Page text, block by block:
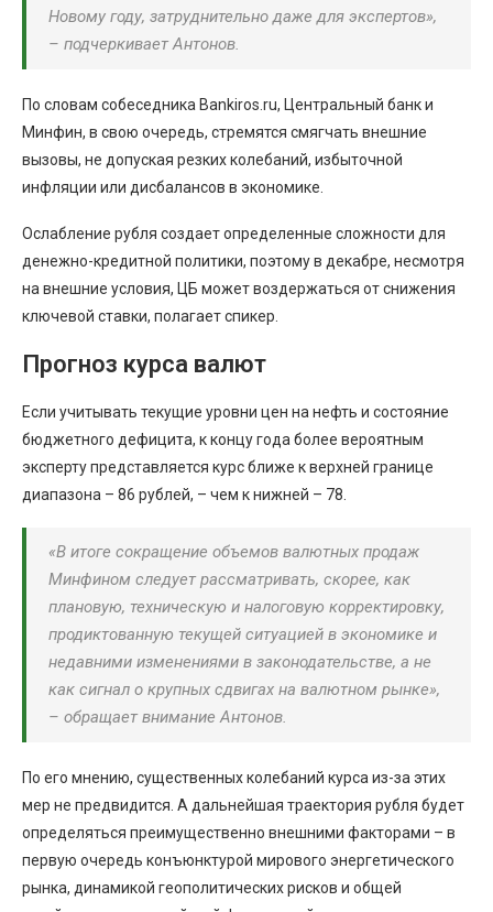
Новому году, затруднительно даже для экспертов»,
– подчеркивает Антонов.
По словам собеседника Bankiros.ru, Центральный банк и
Минфин, в свою очередь, стремятся смягчать внешние
вызовы, не допуская резких колебаний, избыточной
инфляции или дисбалансов в экономике.
Ослабление рубля создает определенные сложности для
денежно-кредитной политики, поэтому в декабре, несмотря
на внешние условия, ЦБ может воздержаться от снижения
ключевой ставки, полагает спикер.
Прогноз курса валют
Если учитывать текущие уровни цен на нефть и состояние
бюджетного дефицита, к концу года более вероятным
эксперту представляется курс ближе к верхней границе
диапазона – 86 рублей, – чем к нижней – 78.
«В итоге сокращение объемов валютных продаж
Минфином следует рассматривать, скорее, как
плановую, техническую и налоговую корректировку,
продиктованную текущей ситуацией в экономике и
недавними изменениями в законодательстве, а не
как сигнал о крупных сдвигах на валютном рынке»,
– обращает внимание Антонов.
По его мнению, существенных колебаний курса из-за этих
мер не предвидится. А дальнейшая траектория рубля будет
определяться преимущественно внешними факторами – в
первую очередь конъюнктурой мирового энергетического
рынка, динамикой геополитических рисков и общей